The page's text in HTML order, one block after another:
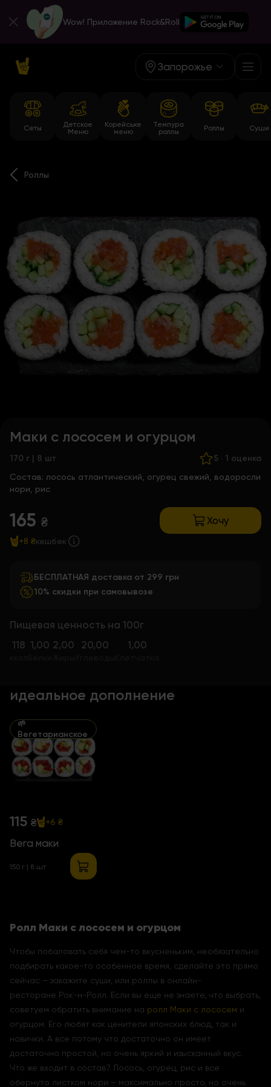
Wow! Приложение Rock&Roll
Запорожье
Сеты
Детское
Меню
Корейське
меню
Темпура
роллы
Роллы Суши
Роллы
Маки с лососем и огурцом
170 г | 8 шт 5 · 1 оценка
Состав: лосось атлантический, огурец свежий, водоросли
нори, рис
165 ₴ Хочу
+8 ₴кешбек
БЕСПЛАТНАЯ доставка от 299 грн
10% скидки при самовывозе
Пищевая ценность на 100г
118 1,00 2,00 20,00 1,00
идеальное дополнение
🌱
Вегетарианское
115 ₴ +6 ₴
Вега маки
150 г | 8 шт
Ролл Маки с лососем и огурцом
Чтобы побаловать себя чем-то вкусненьким, необязательно
подбирать какое-то особенное время, сделайте это прямо
сейчас – закажите суши, или роллы в онлайн-
ресторане Рок-н-Ролл. Если вы еще не знаете, что выбрать,
советуем обратить внимание на ролл Маки с лососем и
огурцом. Его любят как ценители японских блюд, так и
новички. А все потому что достаточно он имеет
достаточно простой, но очень яркий и изысканный вкус.
Что же входит в состав? Лосось, огурец, рис и все
обернуто листком нори – максимально просто, но очень